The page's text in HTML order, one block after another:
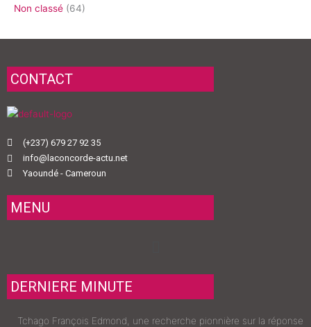
Non classé (64)
CONTACT
(+237) 679 27 92 35
info@laconcorde-actu.net
Yaoundé - Cameroun
MENU
DERNIERE MINUTE
Tchago François Edmond, une recherche pionnière sur la réponse